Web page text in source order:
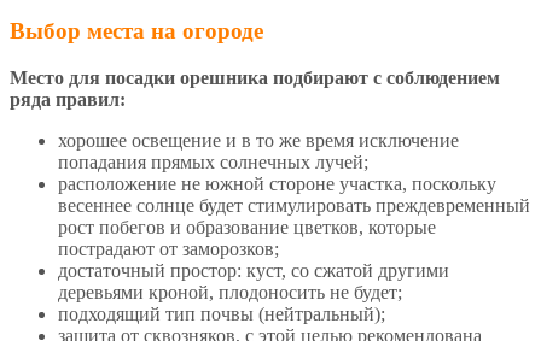
Выбор места на огороде
Место для посадки орешника подбирают с соблюдением
ряда правил:
хорошее освещение и в то же время исключение
попадания прямых солнечных лучей;
расположение не южной стороне участка, поскольку
весеннее солнце будет стимулировать преждевременный
рост побегов и образование цветков, которые
пострадают от заморозков;
достаточный простор: куст, со сжатой другими
деревьями кроной, плодоносить не будет;
подходящий тип почвы (нейтральный);
защита от сквозняков, с этой целью рекомендована